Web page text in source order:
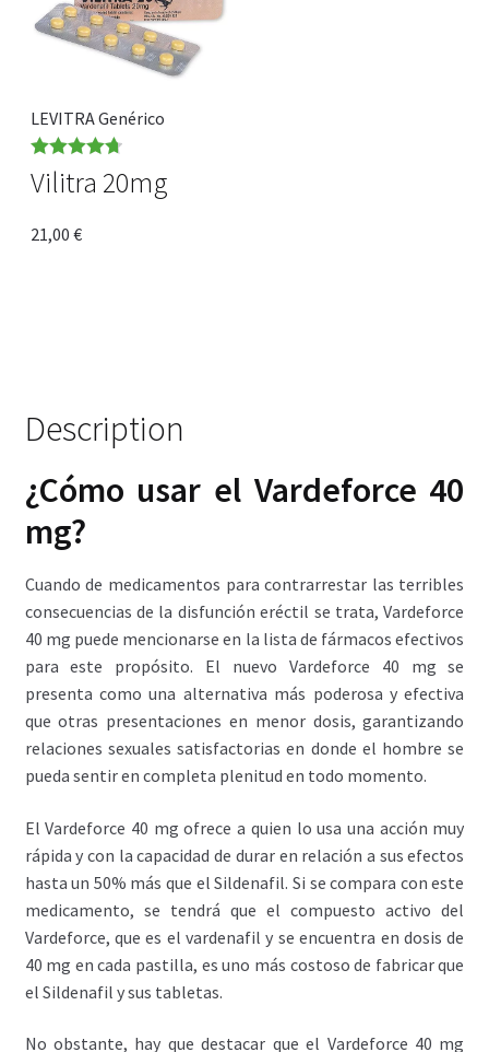
LEVITRA Genérico
Rated
4.71
Vilitra 20mg
21,00 €
Description
¿Cómo usar el Vardeforce 40
mg?
Cuando de medicamentos para contrarrestar las terribles
consecuencias de la disfunción eréctil se trata, Vardeforce
40 mg puede mencionarse en la lista de fármacos efectivos
para este propósito. El nuevo Vardeforce 40 mg se
presenta como una alternativa más poderosa y efectiva
que otras presentaciones en menor dosis, garantizando
relaciones sexuales satisfactorias en donde el hombre se
pueda sentir en completa plenitud en todo momento.
El Vardeforce 40 mg ofrece a quien lo usa una acción muy
rápida y con la capacidad de durar en relación a sus efectos
hasta un 50% más que el Sildenafil. Si se compara con este
medicamento, se tendrá que el compuesto activo del
Vardeforce, que es el vardenafil y se encuentra en dosis de
40 mg en cada pastilla, es uno más costoso de fabricar que
el Sildenafil y sus tabletas.
No obstante, hay que destacar que el Vardeforce 40 mg